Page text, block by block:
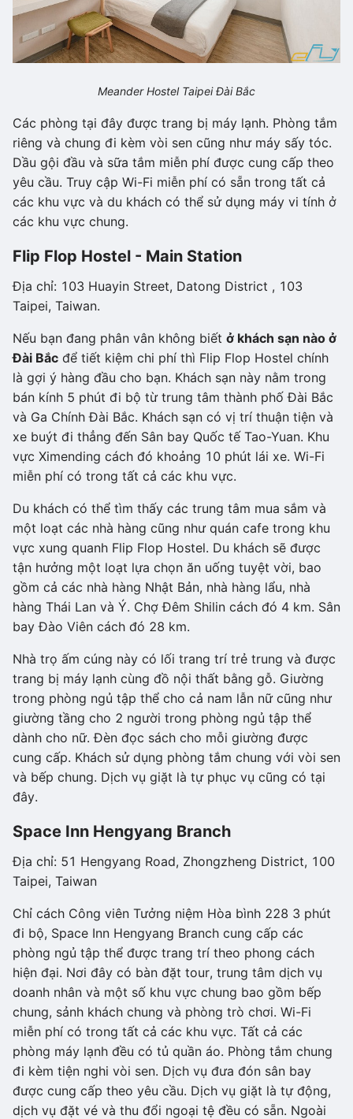
Meander Hostel Taipei Đài Bắc
Các phòng tại đây được trang bị máy lạnh. Phòng tắm
riêng và chung đi kèm vòi sen cũng như máy sấy tóc.
Dầu gội đầu và sữa tắm miễn phí được cung cấp theo
yêu cầu. Truy cập Wi-Fi miễn phí có sẵn trong tất cả
các khu vực và du khách có thể sử dụng máy vi tính ở
các khu vực chung.
Flip Flop Hostel - Main Station
Địa chỉ: 103 Huayin Street, Datong District , 103
Taipei, Taiwan.
Nếu bạn đang phân vân không biết ở khách sạn nào ở
Đài Bắc để tiết kiệm chi phí thì Flip Flop Hostel chính
là gợi ý hàng đầu cho bạn. Khách sạn này nằm trong
bán kính 5 phút đi bộ từ trung tâm thành phố Đài Bắc
và Ga Chính Đài Bắc. Khách sạn có vị trí thuận tiện và
xe buýt đi thẳng đến Sân bay Quốc tế Tao-Yuan. Khu
vực Ximending cách đó khoảng 10 phút lái xe. Wi-Fi
miễn phí có trong tất cả các khu vực.
Du khách có thể tìm thấy các trung tâm mua sắm và
một loạt các nhà hàng cũng như quán cafe trong khu
vực xung quanh Flip Flop Hostel. Du khách sẽ được
tận hưởng một loạt lựa chọn ăn uống tuyệt vời, bao
gồm cả các nhà hàng Nhật Bản, nhà hàng lẩu, nhà
hàng Thái Lan và Ý. Chợ Đêm Shilin cách đó 4 km. Sân
bay Đào Viên cách đó 28 km.
Nhà trọ ấm cúng này có lối trang trí trẻ trung và được
trang bị máy lạnh cùng đồ nội thất bằng gỗ. Giường
trong phòng ngủ tập thể cho cả nam lẫn nữ cũng như
giường tầng cho 2 người trong phòng ngủ tập thể
dành cho nữ. Đèn đọc sách cho mỗi giường được
cung cấp. Khách sử dụng phòng tắm chung với vòi sen
và bếp chung. Dịch vụ giặt là tự phục vụ cũng có tại
đây.
Space Inn Hengyang Branch
Địa chỉ: 51 Hengyang Road, Zhongzheng District, 100
Taipei, Taiwan
Chỉ cách Công viên Tưởng niệm Hòa bình 228 3 phút
đi bộ, Space Inn Hengyang Branch cung cấp các
phòng ngủ tập thể được trang trí theo phong cách
hiện đại. Nơi đây có bàn đặt tour, trung tâm dịch vụ
doanh nhân và một số khu vực chung bao gồm bếp
chung, sảnh khách chung và phòng trò chơi. Wi-Fi
miễn phí có trong tất cả các khu vực. Tất cả các
phòng máy lạnh đều có tủ quần áo. Phòng tắm chung
đi kèm tiện nghi vòi sen. Dịch vụ đưa đón sân bay
được cung cấp theo yêu cầu. Dịch vụ giặt là tự động,
dịch vụ đặt vé và thu đổi ngoại tệ đều có sẵn. Ngoài